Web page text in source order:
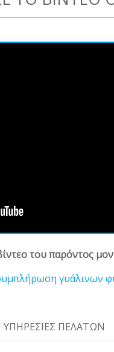
του παρόντος
γυάλινων
ΥΠΗΡΕΣΊΕΣ ΠΕΛΑΤΏΝ